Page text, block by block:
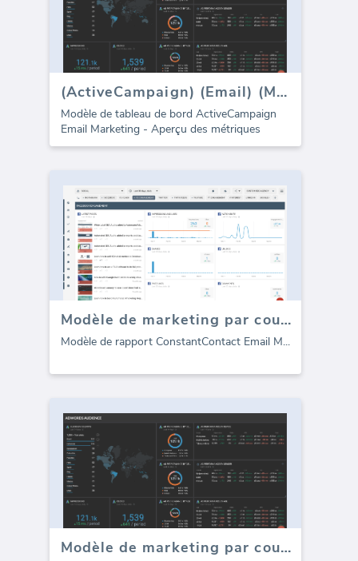
(ActiveCampaign) (Email) (Marketing)
Modèle de tableau de bord ActiveCampaign
Email Marketing - Aperçu des métriques
Modèle de marketing par courrier électronique Constant Contact pour les agences (Rapport)
Modèle de rapport ConstantContact Email M...
Modèle de marketing par courrier électronique ActiveCampaign (Rapport)